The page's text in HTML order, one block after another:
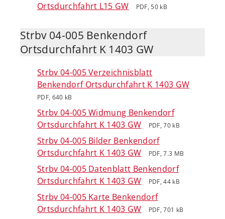
Ortsdurchfahrt L15 GW
PDF, 50 kB
Strbv 04-005 Benkendorf
Ortsdurchfahrt K 1403 GW
Strbv 04-005 Verzeichnisblatt
Benkendorf Ortsdurchfahrt K 1403 GW
PDF, 640 kB
Strbv 04-005 Widmung Benkendorf
Ortsdurchfahrt K 1403 GW
PDF, 70 kB
Strbv 04-005 Bilder Benkendorf
Ortsdurchfahrt K 1403 GW
PDF, 7.3 MB
Strbv 04-005 Datenblatt Benkendorf
Ortsdurchfahrt K 1403 GW
PDF, 44 kB
Strbv 04-005 Karte Benkendorf
Ortsdurchfahrt K 1403 GW
PDF, 701 kB